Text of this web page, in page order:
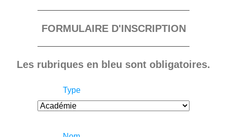
FORMULAIRE D'INSCRIPTION
Les rubriques en bleu sont obligatoires.
Type